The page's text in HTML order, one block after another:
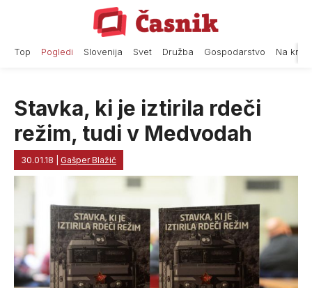
Top Pogledi Slovenija Svet Družba Gospodarstvo Na
Stavka, ki je iztirila rdeči
režim, tudi v Medvodah
30.01.18 Gašper Blažič